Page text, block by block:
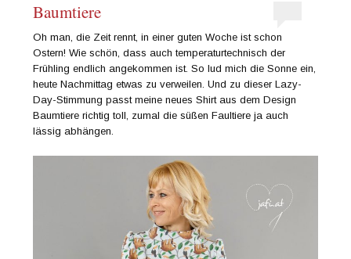
Baumtiere
Oh man, die Zeit rennt, in einer guten Woche ist schon
Ostern! Wie schön, dass auch temperaturtechnisch der
Frühling endlich angekommen ist. So lud mich die Sonne ein,
heute Nachmittag etwas zu verweilen. Und zu dieser Lazy-
Day-Stimmung passt meine neues Shirt aus dem Design
Baumtiere richtig toll, zumal die süßen Faultiere ja auch
lässig abhängen.